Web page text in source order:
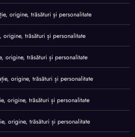
origine, trăsături și personalitate
origine, trăsături și personalitate
origine, trăsături și personalitate
origine, trăsături și personalitate
origine, trăsături și personalitate
origine, trăsături și personalitate